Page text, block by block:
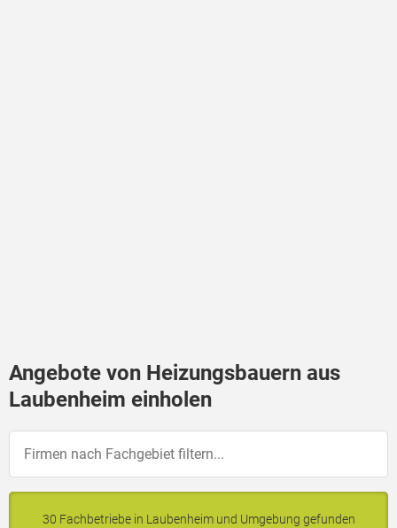
Angebote von Heizungsbauern aus
Laubenheim einholen
30 Fachbetriebe in Laubenheim und Umgebung gefunden